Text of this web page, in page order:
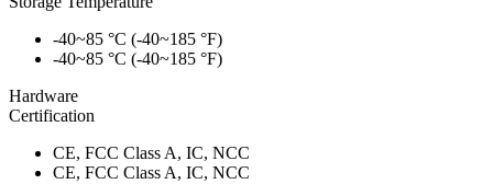
-40~85 °C (-40~185 °F)
-40~85 °C (-40~185 °F)
Hardware
Certification
CE, FCC Class A, IC, NCC
CE, FCC Class A, IC, NCC